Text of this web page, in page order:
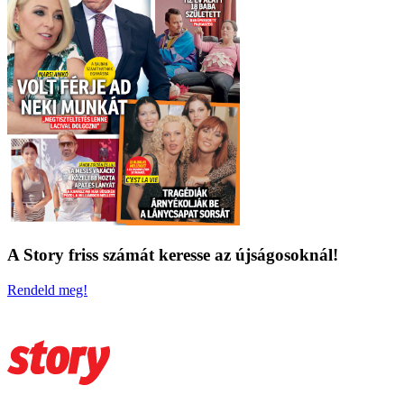
A Story friss számát keresse az újságosoknál!
Rendeld meg!